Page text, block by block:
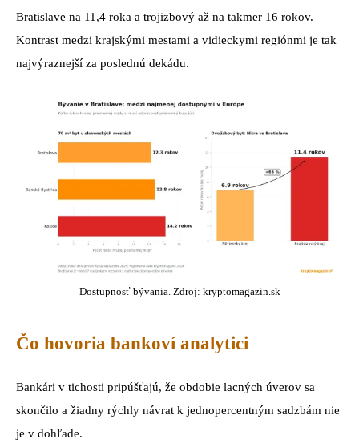
Bratislave na 11,4 roka a trojizbový až na takmer 16 rokov.
Kontrast medzi krajskými mestami a vidieckymi regiónmi je tak
najvýraznejší za poslednú dekádu.
Dostupnosť bývania. Zdroj: kryptomagazin.sk
Čo hovoria bankoví analytici
Bankári v tichosti pripúšťajú, že obdobie lacných úverov sa
skončilo a žiadny rýchly návrat k jednopercentným sadzbám nie
je v dohľade.